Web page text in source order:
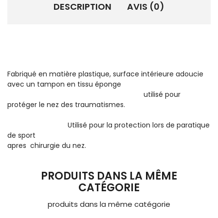
DESCRIPTION AVIS (0)
Fabriqué en matière plastique, surface intérieure adoucie
avec un tampon en tissu éponge
utilisé pour
protéger le nez des traumatismes.
Utilisé pour la protection lors de paratique
de sport
apres chirurgie du nez.
PRODUITS DANS LA MÊME
CATÉGORIE
produits dans la même catégorie